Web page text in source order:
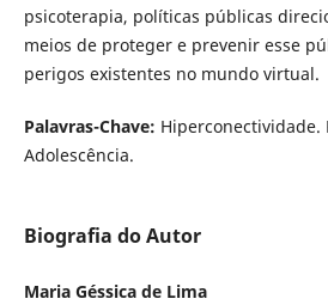
psicoterapia, políticas públicas
meios de proteger e prevenir esse
perigos existentes no mundo virtual.
Palavras-Chave: Hiperconectividade.
Adolescência.
Biografia do Autor
Maria Géssica de Lima